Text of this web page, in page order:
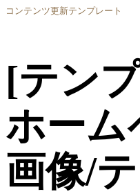
コンテンツ更新テンプレート
[テン
ホーム
画像/